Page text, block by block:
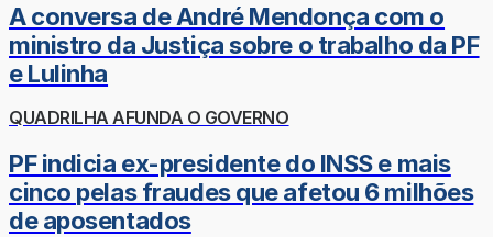
A conversa de André Mendonça com o
ministro da Justiça sobre o trabalho da PF
e Lulinha
QUADRILHA AFUNDA O GOVERNO
PF indicia ex-presidente do INSS e mais
cinco pelas fraudes que afetou 6 milhões
de aposentados